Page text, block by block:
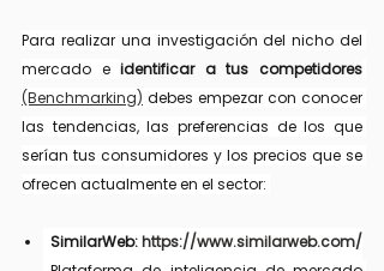
Para realizar una investigación del nicho del
mercado e identificar a tus competidores
(Benchmarking) debes empezar con conocer
las tendencias, las preferencias de los que
serían tus consumidores y los precios que se
ofrecen actualmente en el sector:
SimilarWeb: https://www.similarweb.com/